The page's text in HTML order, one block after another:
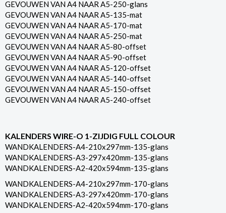
GEVOUWEN VAN A4 NAAR A5-250-glans
GEVOUWEN VAN A4 NAAR A5-135-mat
GEVOUWEN VAN A4 NAAR A5-170-mat
GEVOUWEN VAN A4 NAAR A5-250-mat
GEVOUWEN VAN A4 NAAR A5-80-offset
GEVOUWEN VAN A4 NAAR A5-90-offset
GEVOUWEN VAN A4 NAAR A5-120-offset
GEVOUWEN VAN A4 NAAR A5-140-offset
GEVOUWEN VAN A4 NAAR A5-150-offset
GEVOUWEN VAN A4 NAAR A5-240-offset
KALENDERS WIRE-O 1-ZIJDIG FULL COLOUR
WANDKALENDERS-A4-210x297mm-135-glans
WANDKALENDERS-A3-297x420mm-135-glans
WANDKALENDERS-A2-420x594mm-135-glans
WANDKALENDERS-A4-210x297mm-170-glans
WANDKALENDERS-A3-297x420mm-170-glans
WANDKALENDERS-A2-420x594mm-170-glans